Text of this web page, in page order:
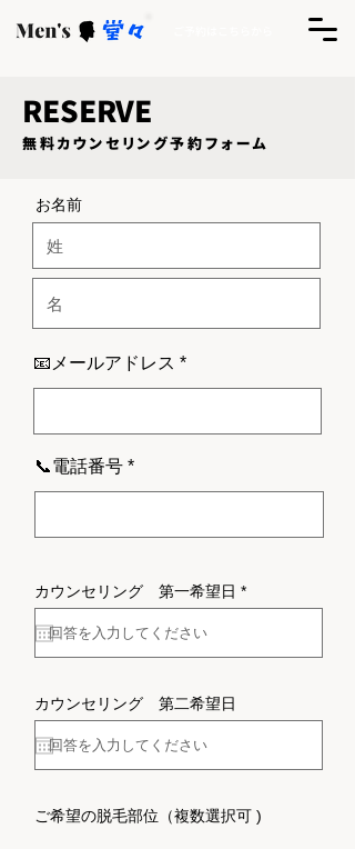
RESERVE
​無料カウンセリング予約フォーム
​お名前
📧メールアドレス
📞電話番号 *
​カウンセリング 第一希望日 *
​カウンセリング 第二希望日
ご希望の脱毛部位（複数選択可 )